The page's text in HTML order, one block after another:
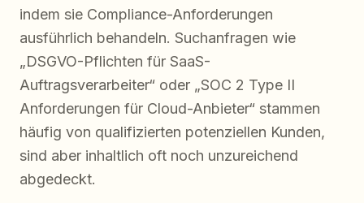
indem sie Compliance-Anforderungen
ausführlich behandeln. Suchanfragen wie
„DSGVO-Pflichten für SaaS-
Auftragsverarbeiter“ oder „SOC 2 Type II
Anforderungen für Cloud-Anbieter“ stammen
häufig von qualifizierten potenziellen Kunden,
sind aber inhaltlich oft noch unzureichend
abgedeckt.